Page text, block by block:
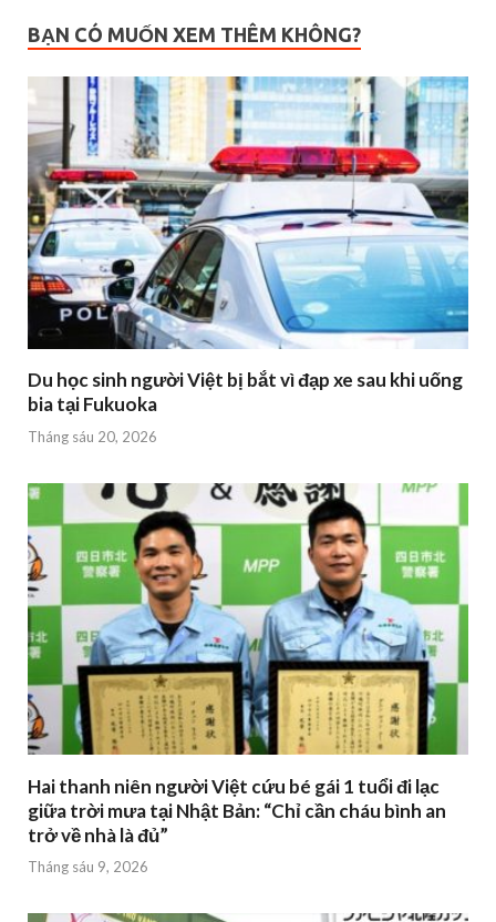
BẠN CÓ MUỐN XEM THÊM KHÔNG?
Du học sinh người Việt bị bắt vì đạp xe sau khi uống
bia tại Fukuoka
Tháng sáu 20, 2026
Hai thanh niên người Việt cứu bé gái 1 tuổi đi lạc
giữa trời mưa tại Nhật Bản: “Chỉ cần cháu bình an
trở về nhà là đủ”
Tháng sáu 9, 2026